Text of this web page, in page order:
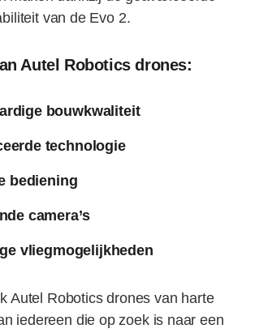
van de Evo 2.
Autel Robotics drones:
bouwkwaliteit
technologie
bediening
camera’s
vliegmogelijkheden
Autel Robotics drones van harte
iedereen die op zoek is naar een